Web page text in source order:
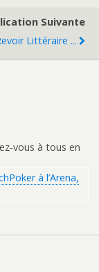
Suivante
Littéraire ...
vous à tous en
à l’Arena,